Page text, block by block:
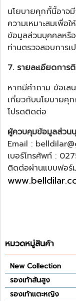
นโยบายคุกกี้นี้อาจ
ความเหมาะสมเพื่อ
ข้อมูลส่วนบุคคลหรื
ท่านตรวจสอบการ
7. รายละเอียดการ
หากมีคำถาม ข้อเส
เกี่ยวกับนโยบายคุ
โปรดติดต่อ
ผู้ควบคุมข้อมูลส่วน
Email :
เบอร์โทรศัพท์ :
ติดต่อผ่านแบบฟอร์
หมวดหมู่สินค้า
New Collection
รองเท้าส้นสูง
รองเท้าแตะหญิง